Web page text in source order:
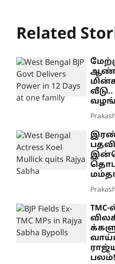
Related
Prakash
Prakash